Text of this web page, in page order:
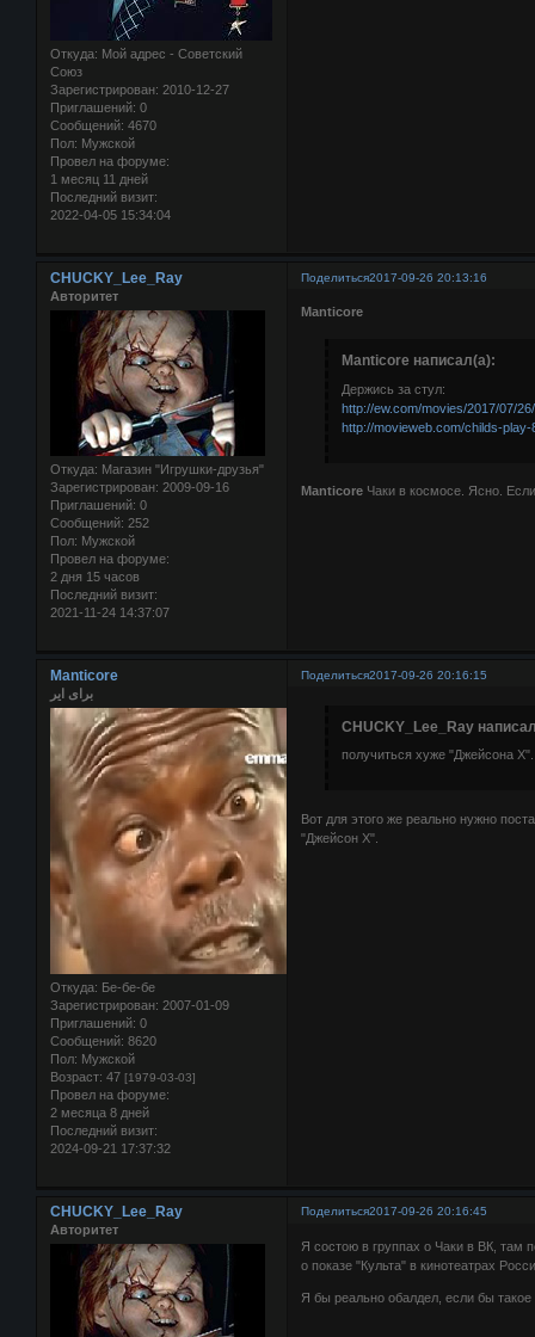
Откуда: Мой адрес - Советский
Союз
Зарегистрирован: 2010-12-27
Приглашений: 0
Сообщений: 4670
Пол: Мужской
Провел на форуме:
1 месяц 11 дней
Последний визит:
2022-04-05 15:34:04
Поделиться2017-09-26 20:13:16
CHUCKY_Lee_Ray
Авторитет
Откуда: Магазин "Игрушки-друзья"
Зарегистрирован: 2009-09-16
Приглашений: 0
Сообщений: 252
Пол: Мужской
Провел на форуме:
2 дня 15 часов
Последний визит:
2021-11-24 14:37:07
Manticore
Manticore написал(а):
Держись за стул:
http://ew.com/movies/2017/07/
http://movieweb.com/childs-
Manticore Чаки в космосе. Ясно.
Поделиться2017-09-26 20:16:15
Manticore
برای ایر
Откуда: Бе-бе-бе
Зарегистрирован: 2007-01-09
Приглашений: 0
Сообщений: 8620
Пол: Мужской
Возраст: 47 [1979-03-03]
Провел на форуме:
2 месяца 8 дней
Последний визит:
2024-09-21 17:37:32
CHUCKY_Lee_Ray
получиться хуже "Джейсона Х".
Вот для этого же реально нужно
"Джейсон Х".
Поделиться2017-09-26 20:16:45
CHUCKY_Lee_Ray
Авторитет
Я состою в группах о Чаки в ВК, там
о показе "Культа" в кинотеатрах
Я бы реально обалдел, если бы